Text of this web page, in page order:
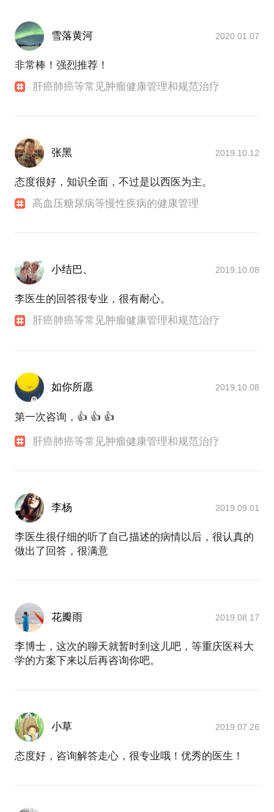
雪落黄河 2020.01.07
非常棒！强烈推荐！
肝癌肺癌等常见肿瘤健康管理和规范治疗
张黑 2019.10.12
态度很好，知识全面，不过是以西医为主。
高血压糖尿病等慢性疾病的健康管理
小结巴、 2019.10.08
李医生的回答很专业，很有耐心。
肝癌肺癌等常见肿瘤健康管理和规范治疗
如你所愿 2019.10.08
第一次咨询，👍 👍 👍
肝癌肺癌等常见肿瘤健康管理和规范治疗
李杨 2019.09.01
李医生很仔细的听了自己描述的病情以后，很认真的
做出了回答，很满意
花瓣雨 2019.08.17
李博士，这次的聊天就暂时到这儿吧，等重庆医科大
学的方案下来以后再咨询你吧。
小草 2019.07.26
态度好，咨询解答走心，很专业哦！优秀的医生！